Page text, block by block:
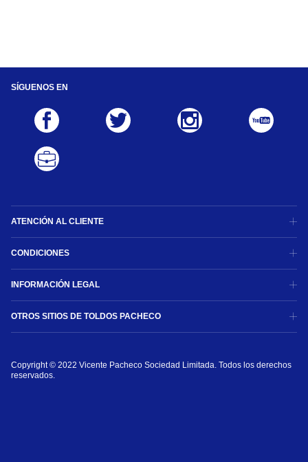
SÍ­GUENOS EN
ATENCIÓN AL CLIENTE
CONDICIONES
INFORMACIÓN LEGAL
OTROS SITIOS DE TOLDOS PACHECO
Copyright © 2022 Vicente Pacheco Sociedad Limitada. Todos los derechos
reservados.